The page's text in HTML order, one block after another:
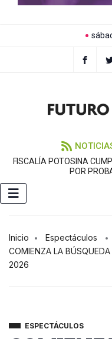
FISCALÍA POTOSINA
POR
Inicio
Espectáculos
COMIENZA LA
2026
ESPECTÁCULOS